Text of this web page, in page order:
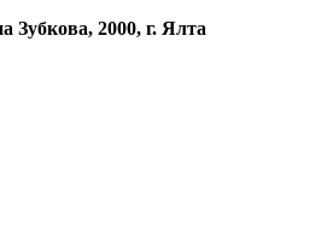
Зубкова, 2000, г. Ялта